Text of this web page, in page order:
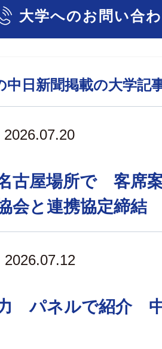
大学へのお問い合
中日新聞掲載の大学記
2026.07.20
古屋場所で 客席
会と連携協定締結
2026.07.12
パネルで紹介